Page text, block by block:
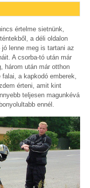
értelme sietnünk,
a déli oldalon
lenne meg is tartani az
A csorba-tó után már
három után már otthon
a kapkodó emberek,
érteni, amit kint
teljesen magunkévá
ennél.